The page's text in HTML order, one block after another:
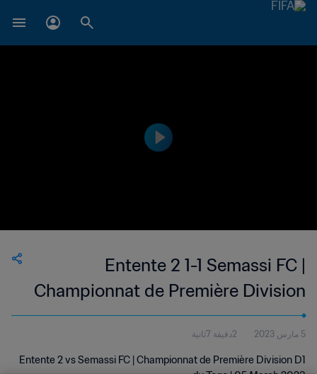
Entente 2 1-1 Semassi FC |
Championnat de Première Division
D1 du Togo | 05 Mar 2023
5 مارس 2023 2دقيقة 7ثانية
Entente 2 vs Semassi FC | Championnat de Première Division D1